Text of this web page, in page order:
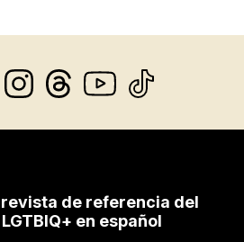
de referencia del
en español